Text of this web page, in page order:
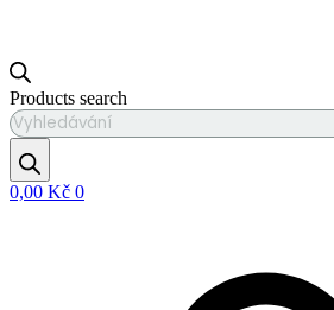
Products search
0,00 Kč 0